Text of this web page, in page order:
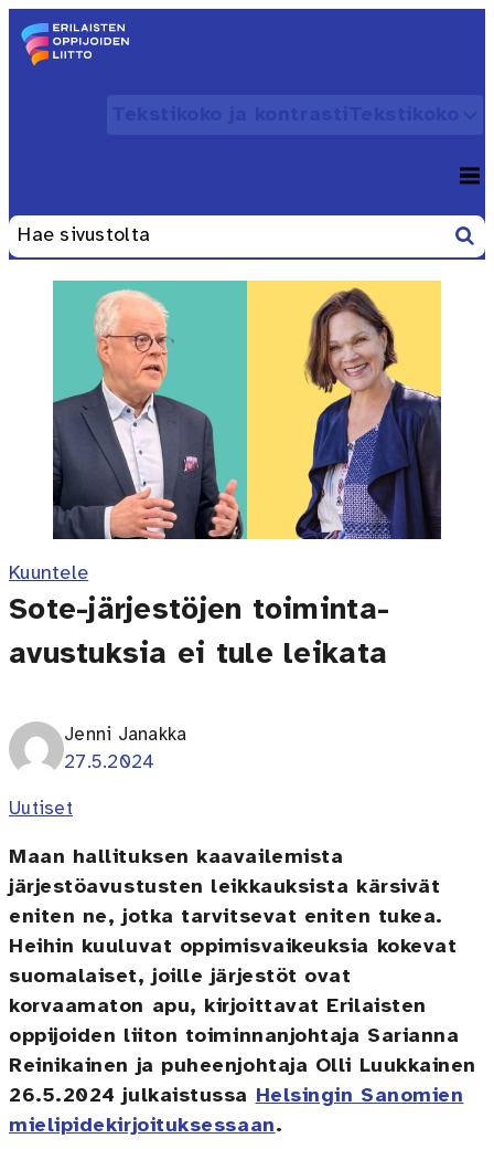
Siirry sisältöön
Haku: Etsi
Kuuntele
Sote-järjestöjen toiminta-
avustuksia ei tule leikata
Jenni Janakka
27.5.2024
Uutiset
Maan hallituksen kaavailemista
järjestöavustusten leikkauksista kärsivät
eniten ne, jotka tarvitsevat eniten tukea.
Heihin kuuluvat oppimisvaikeuksia kokevat
suomalaiset, joille järjestöt ovat
korvaamaton apu, kirjoittavat Erilaisten
oppijoiden liiton toiminnanjohtaja Sarianna
Reinikainen ja puheenjohtaja Olli Luukkainen
26.5.2024 julkaistussa
Helsingin Sanomien
mielipidekirjoituksessaan.